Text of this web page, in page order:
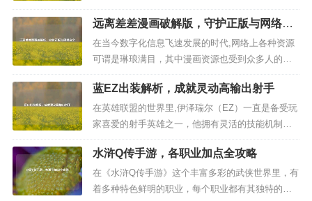
的趣味玩法，其中酒保挑战便是一个充满魅力与挑
战的活动，它让玩家化身为技艺精湛的酒保，调配
出各种令人陶醉的美酒，今天就让我们一同探寻那
些绝妙的酒保挑战配方。 酒保挑战的魅力所在 酒保
挑战位于热闹的酒馆之中,在...
远离差差漫画破解版，守护正版与网络安
全
在当今数字化信息飞速发展的时代,网络上各种资源
可谓是琳琅满目，其中漫画资源也受到众多人的喜
爱，近期却频繁出现“差差漫画登录页面免费漫画入
口破解版”相关内容，这背后隐藏着诸多危害，值得
我们深入探讨。 所谓“差差漫画登录页面免费漫画入
口破解版”，本质就是未经授权的盗版软件，盗版漫
画的存在，首先是对原作...
蓝EZ出装解析，成就灵动高输出射手
在英雄联盟的世界里,伊泽瑞尔（EZ）一直是备受玩
家喜爱的射手英雄之一，他拥有灵活的技能机制和
不错的机动性，在团战和对线中都能发挥重要作
用，而“蓝EZ”这一玩法更是凭借独特的出装思路，
在游戏中展现出别样的风采，下面就为大家详细解
析蓝EZ的出装。 核心装备选择 魔宗利刃：这无疑
水浒Q传手游，各职业加点全攻略
在《水浒Q传手游》这个丰富多彩的武侠世界里，有
着多种特色鲜明的职业，每个职业都有其独特的定